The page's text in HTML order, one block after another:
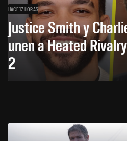
HACE 17 HORAS
Justice Smith y
unen a Heated
2